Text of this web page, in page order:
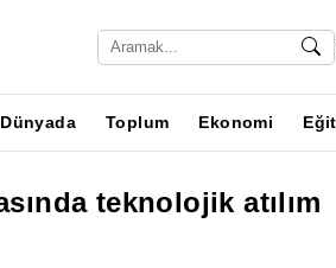
Dünyada Toplum Ekonomi
teknolojik atılım